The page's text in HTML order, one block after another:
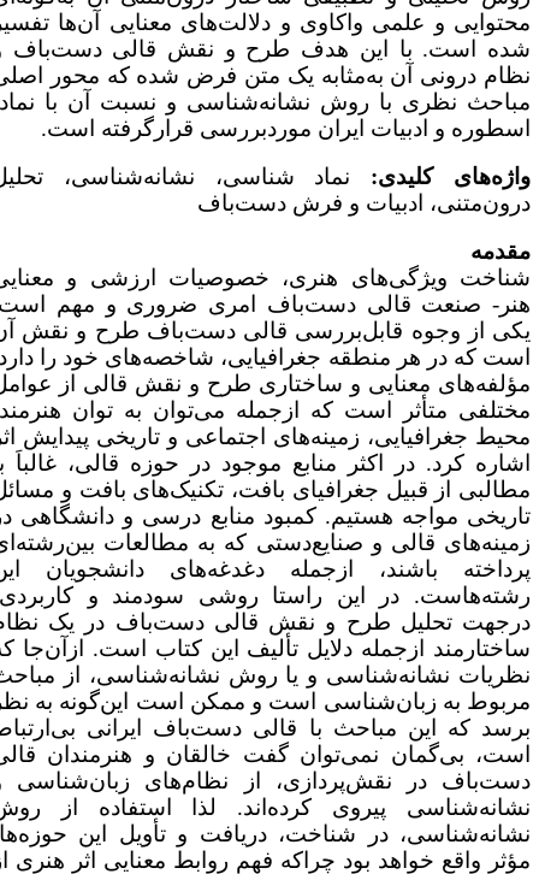
و علمی واکاوی و دلالت‌های معنایی آن‌ها تفسیر
است. با این هدف طرح و نقش قالی دست‌باف و
درونی آن به‌مثابه یک متن فرض شده که محور اصلی
نظری با روش نشانه‌شناسی و نسبت آن با نماد،
و ادبیات ایران موردبررسی قرارگرفته است.
کلیدی:
نماد شناسی، نشانه‌شناسی، تحلیل
ادبیات و فرش دست‌باف
ویژگی‌های هنری، خصوصیات ارزشی و معنایی
صنعت قالی دست‌باف امری ضروری و مهم است.
از وجوه قابل‌بررسی قالی دست‌باف طرح و نقش آن
که در هر منطقه جغرافیایی، شاخصه‌های خود را دارد.
معنایی و ساختاری طرح و نقش قالی از عوامل
متأثر است که ازجمله می‌توان به توان هنرمند،
جغرافیایی، زمینه‌های اجتماعی و تاریخی پیدایش اثر
کرد. در اکثر منابع موجود در حوزه قالی، غالباَ با
از قبیل جغرافیای بافت، تکنیک‌های بافت و مسائل
مواجه هستیم. کمبود منابع درسی و دانشگاهی در
قالی و صنایع‌دستی که به مطالعات بین‌رشته‌ای
باشند، ازجمله دغدغه‌های دانشجویان این
در این راستا روشی سودمند و کاربردی،
تحلیل طرح و نقش قالی دست‌باف در یک نظام
ازجمله دلایل تألیف این کتاب است. ازآن‌جا که
نشانه‌شناسی و یا روش نشانه‌شناسی، از مباحث
به زبان‌شناسی است و ممکن است این‌گونه به نظر
که این مباحث با قالی دست‌باف ایرانی بی‌ارتباط
بی‌گمان نمی‌توان گفت خالقان و هنرمندان قالی
در نقش‌پردازی، از نظام‌های زبان‌شناسی و
پیروی کرده‌اند. لذا استفاده از روش
در شناخت، دریافت و تأویل این حوزه‌ها،
واقع خواهد بود چراکه فهم روابط معنایی اثر هنری از